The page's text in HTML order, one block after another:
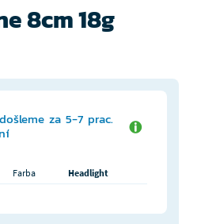
8cm 18g
za 5-7 prac.
Farba
Headlight